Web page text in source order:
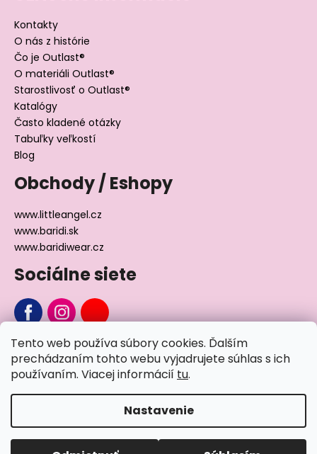
Tento web používa súbory cookies. Ďalším
prechádzaním tohto webu vyjadrujete súhlas s ich
používaním. Viacej informácií tu.
Nastavenie
Kontakty
O nás z histórie
Čo je Outlast®
O materiáli Outlast®
Starostlivosť o Outlast®
Katalógy
Často kladené otázky
Tabuľky veľkostí
Blog
Obchody / Eshopy
www.littleangel.cz
www.baridi.sk
www.baridiwear.cz
Sociálne siete
Chcete sa nás na niečo opýtať?
Vytvoril Shoptet